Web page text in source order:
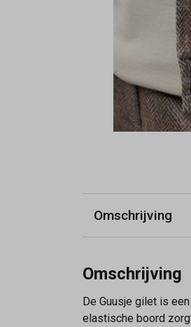
Omschrijving
Omschrijving
De Guusje gilet is
elastische boord